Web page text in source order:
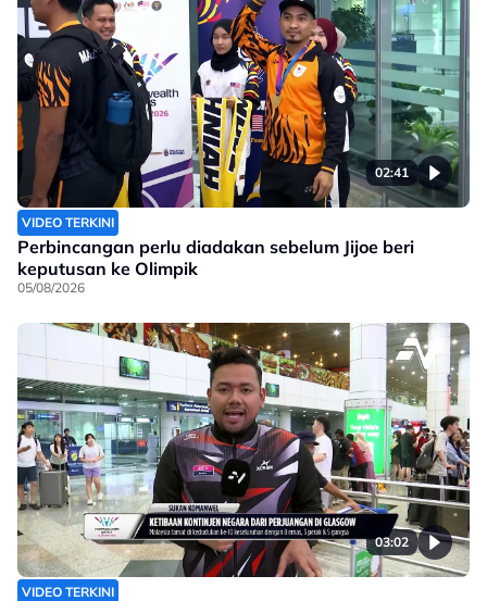
02:41
VIDEO TERKINI
Perbincangan perlu diadakan sebelum Jijoe beri
keputusan ke Olimpik
05/08/2026
03:02
VIDEO TERKINI